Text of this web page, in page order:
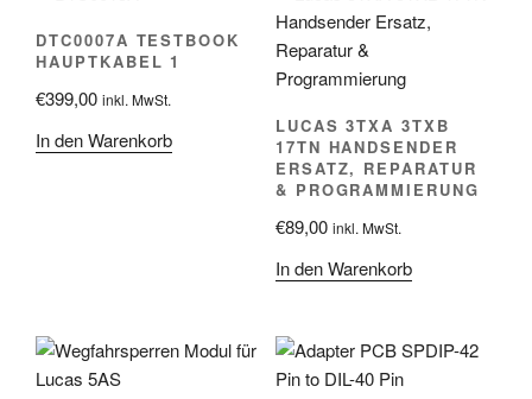
DTC0007A TESTBOOK
HAUPTKABEL 1
€399,00 inkl. MwSt.
In den Warenkorb
LUCAS 3TXA 3TXB
17TN HANDSENDER
ERSATZ, REPARATUR
& PROGRAMMIERUNG
€89,00 inkl. MwSt.
In den Warenkorb